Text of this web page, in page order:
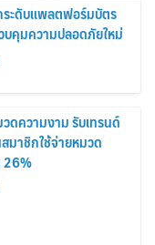
ระดับแพลตฟอร์มบัตร
คุมความปลอดภัยใหม่
ดความงาม รับเทรนด์
มาชิกใช้จ่ายหมวด
26%